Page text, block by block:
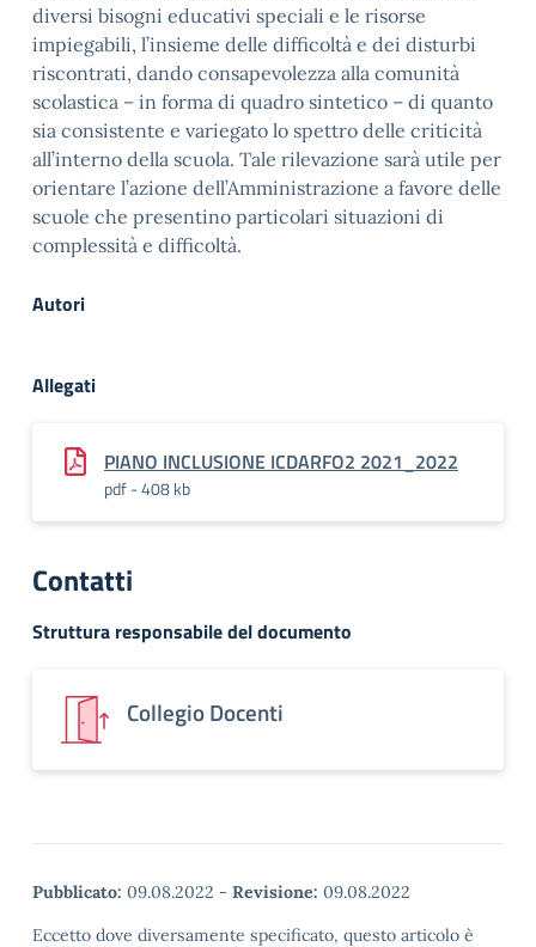
diversi bisogni educativi speciali e le risorse
impiegabili, l’insieme delle difficoltà e dei disturbi
riscontrati, dando consapevolezza alla comunità
scolastica – in forma di quadro sintetico – di quanto
sia consistente e variegato lo spettro delle criticità
all’interno della scuola. Tale rilevazione sarà utile per
orientare l’azione dell’Amministrazione a favore delle
scuole che presentino particolari situazioni di
complessità e difficoltà.
Autori
Allegati
PIANO INCLUSIONE ICDARFO2 2021_2022
pdf - 408 kb
Contatti
Struttura responsabile del documento
Collegio Docenti
Pubblicato: 09.08.2022 - Revisione: 09.08.2022
Eccetto dove diversamente specificato, questo articolo è